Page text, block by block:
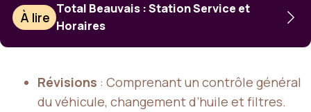
À lire
Total Beauvais : Station Service et
Horaires
Révisions : Comprenant un contrôle général
du véhicule, changement d’huile et filtres.